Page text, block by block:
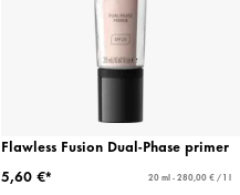
Flawless Fusion Dual-Phase primer
5,60 €*
20 ml - 280,00 € / 1 l